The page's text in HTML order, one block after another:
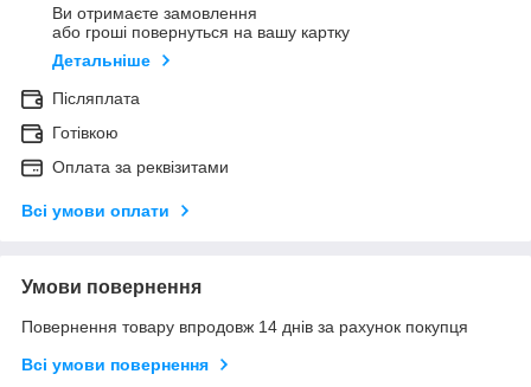
Ви отримаєте замовлення
або гроші повернуться на вашу картку
Детальніше
Післяплата
Готівкою
Оплата за реквізитами
Всі умови оплати
Умови повернення
Повернення товару впродовж 14 днів за рахунок покупця
Всі умови повернення